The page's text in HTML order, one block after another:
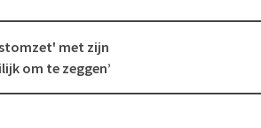
met zijn
om te zeggen’